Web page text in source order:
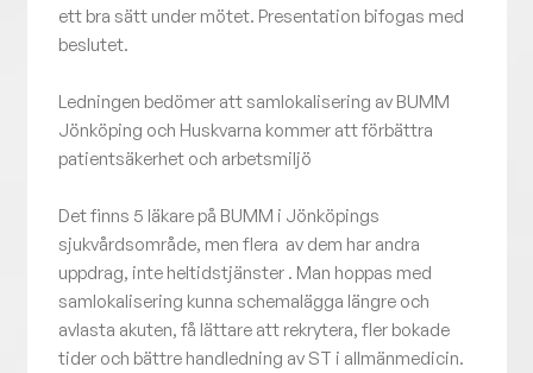
ett bra sätt under mötet. Presentation bifogas med
beslutet.
Ledningen bedömer att samlokalisering av BUMM
Jönköping och Huskvarna kommer att förbättra
patientsäkerhet och arbetsmiljö
Det finns 5 läkare på BUMM i Jönköpings
sjukvårdsområde, men flera av dem har andra
uppdrag, inte heltidstjänster . Man hoppas med
samlokalisering kunna schemalägga längre och
avlasta akuten, få lättare att rekrytera, fler bokade
tider och bättre handledning av ST i allmänmedicin.